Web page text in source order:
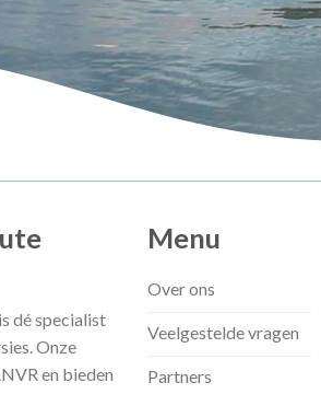
dé specialist
Onze
en bieden
Menu
Over ons
Veelgestelde vragen
Partners